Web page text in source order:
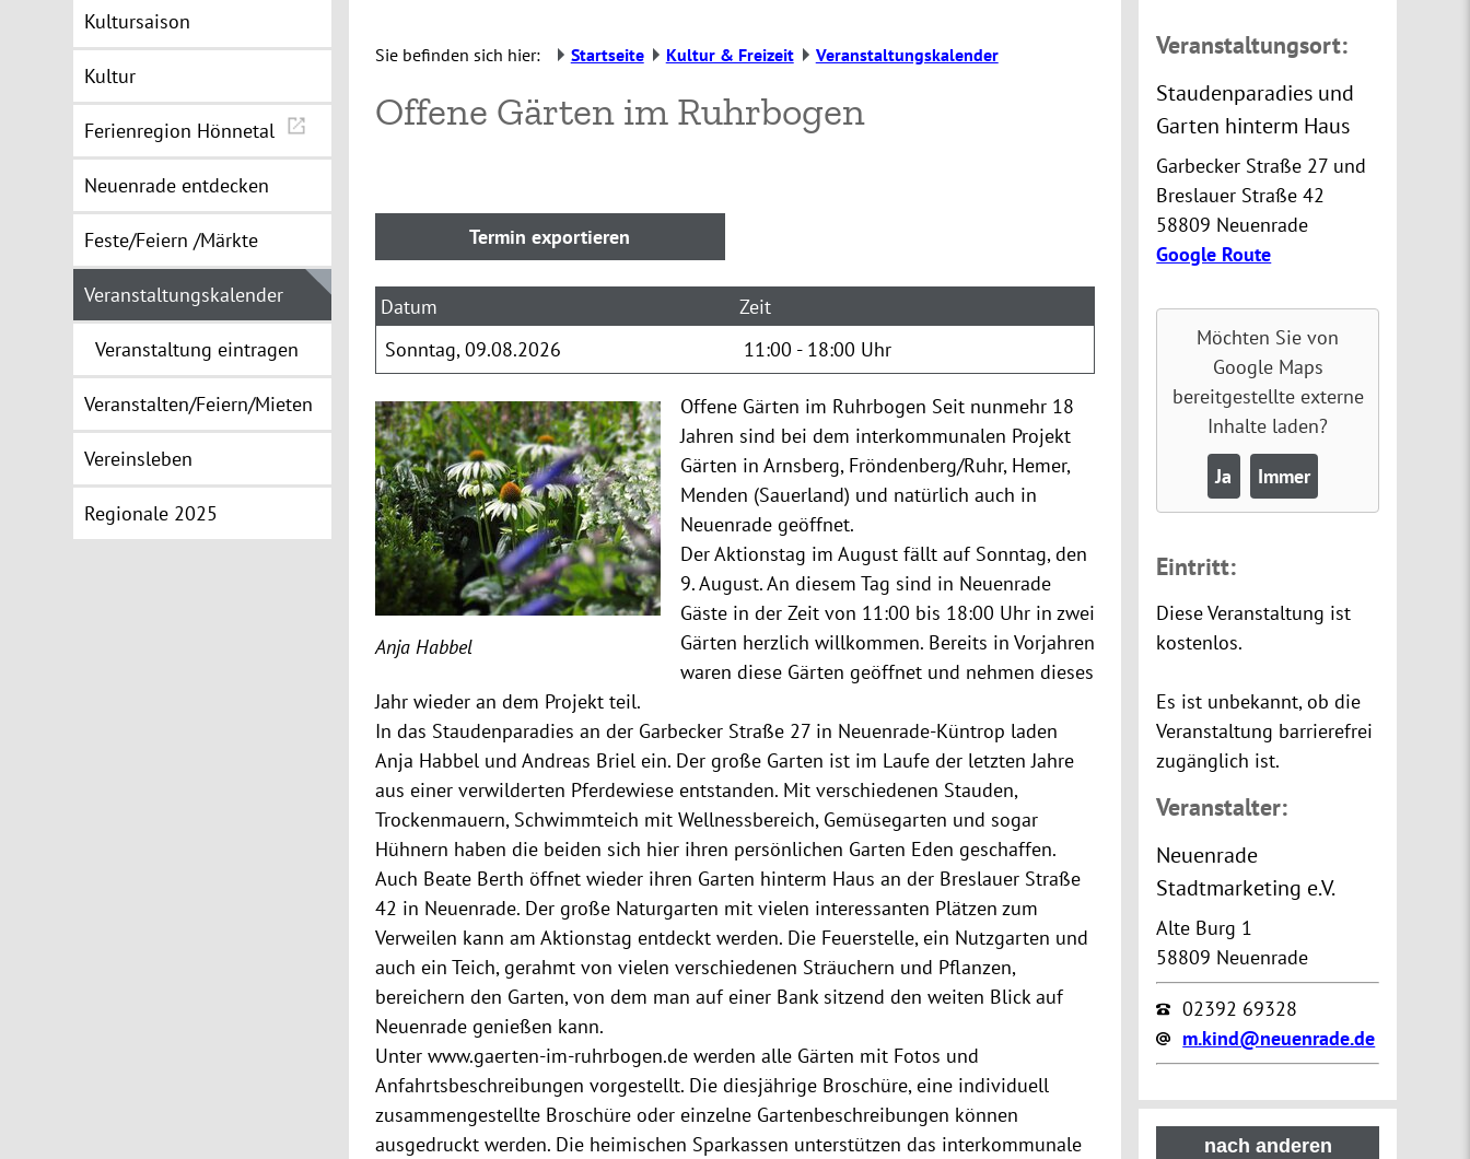
Kultursaison
Kultur
Ferienregion Hönnetal
Neuenrade entdecken
Feste/Feiern /Märkte
Veranstaltungskalender
Veranstaltung eintragen
Veranstalten/Feiern/Mieten
Vereinsleben
Regionale 2025
Sie befinden sich hier: Startseite Kultur & Freizeit Veranstaltungskalender
Offene Gärten im Ruhrbogen
Sonntag 09.08.2026 11:00 - 18:00 Uhr
Anja Habbel
Offene Gärten im Ruhrbogen Seit nunmehr 18
Jahren sind bei dem interkommunalen Projekt
Gärten in Arnsberg, Fröndenberg/Ruhr, Hemer,
Menden (Sauerland) und natürlich auch in
Neuenrade geöffnet.
Der Aktionstag im August fällt auf Sonntag, den
9. August. An diesem Tag sind in Neuenrade
Gäste in der Zeit von 11:00 bis 18:00 Uhr in zwei
Gärten herzlich willkommen. Bereits in Vorjahren
waren diese Gärten geöffnet und nehmen dieses
Jahr wieder an dem Projekt teil.
In das Staudenparadies an der Garbecker Straße 27 in Neuenrade-Küntrop laden
Anja Habbel und Andreas Briel ein. Der große Garten ist im Laufe der letzten Jahre
aus einer verwilderten Pferdewiese entstanden. Mit verschiedenen Stauden,
Trockenmauern, Schwimmteich mit Wellnessbereich, Gemüsegarten und sogar
Hühnern haben die beiden sich hier ihren persönlichen Garten Eden geschaffen.
Auch Beate Berth öffnet wieder ihren Garten hinterm Haus an der Breslauer Straße
42 in Neuenrade. Der große Naturgarten mit vielen interessanten Plätzen zum
Verweilen kann am Aktionstag entdeckt werden. Die Feuerstelle, ein Nutzgarten und
auch ein Teich, gerahmt von vielen verschiedenen Sträuchern und Pflanzen,
bereichern den Garten, von dem man auf einer Bank sitzend den weiten Blick auf
Neuenrade genießen kann.
Unter www.gaerten-im-ruhrbogen.de werden alle Gärten mit Fotos und
Anfahrtsbeschreibungen vorgestellt. Die diesjährige Broschüre, eine individuell
zusammengestellte Broschüre oder einzelne Gartenbeschreibungen können
ausgedruckt werden. Die heimischen Sparkassen unterstützen das interkommunale
nach anderen
Veranstaltungsort:
Staudenparadies und
Garten hinterm Haus
Garbecker Straße 27 und
Breslauer Straße 42
58809 Neuenrade
Google Route
Möchten Sie von
Google Maps
bereitgestellte externe
Inhalte laden?
Ja Immer
Eintritt:
Diese Veranstaltung ist
kostenlos.
Es ist unbekannt, ob die
Veranstaltung barrierefrei
zugänglich ist.
Veranstalter:
Neuenrade
Stadtmarketing e.V.
Alte Burg 1
58809 Neuenrade
02392 69328
m.kind@neuenrade.de